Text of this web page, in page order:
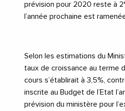
prévision pour 2020 reste à
l’année prochaine est
Selon les estimations du
taux de croissance au terme
cours s’établirait à 3,5%,
inscrite au Budget de l’Etat
prévision du ministère pour